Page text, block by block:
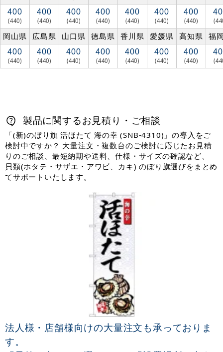
400
(440)
400
(440)
400
(440)
400
(440)
400
(440)
400
(440)
400
(440)
岡山県 広島県 山口県 徳島県 香川県 愛媛県 高知県 福
400
(440)
400
(440)
400
(440)
400
(440)
400
(440)
400
(440)
400
(440)
製品に関するお見積り・ご相談
「(新)のぼり旗 活ほたて 海の幸 (SNB-4310)」の導入をご
検討中ですか？ 大量注文・複数台のご検討に応じたお見積
りのご相談、最短納期や送料、仕様・サイズの確認など、
貝類(ホタテ・サザエ・アワビ、カキ) のぼり旗選びをまとめ
てサポートいたします。
法人様・店舗様向けの大量注文も承っておりま
す。